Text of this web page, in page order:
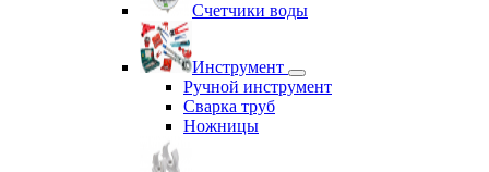
Счетчики воды
Инструмент
Ручной инструмент
Сварка труб
Ножницы